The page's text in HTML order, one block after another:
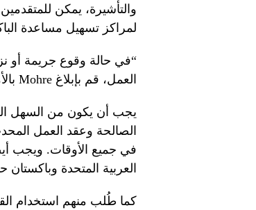
والتأشيرة، يمكن
لمراكز تسهيل مساعدة
“في حالة وقوع جريمة أو
العمل، قم بإبلاغ Mohre بالأمر في غضون عام واحد من إلغاء تصريح العمل.
يجب أن يكون من السهل
الصالحة وعقد العمل
في جميع الأوقات. ويجب
العربية المتحدة وباكستان
كما طُلب منهم استخدام